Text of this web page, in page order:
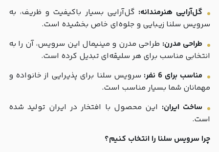
گل‌آرایی هنرمندانه: گل‌آرایی بسیار باکیفیت و ظریف، به
سرویس سلنا زیبایی و جلوه‌ای خاص بخشیده است.
طراحی مدرن: طراحی مدرن و مینیمال این سرویس، آن را به
انتخابی مناسب برای هر سلیقه‌ای تبدیل کرده است.
مناسب برای 6 نفر:
سرویس سلنا برای پذیرایی از خانواده و
مهمانان شما بسیار مناسب است.
ساخت ایران: این محصول با افتخار در ایران تولید شده
است.
چرا سرویس سلنا را انتخاب کنیم؟